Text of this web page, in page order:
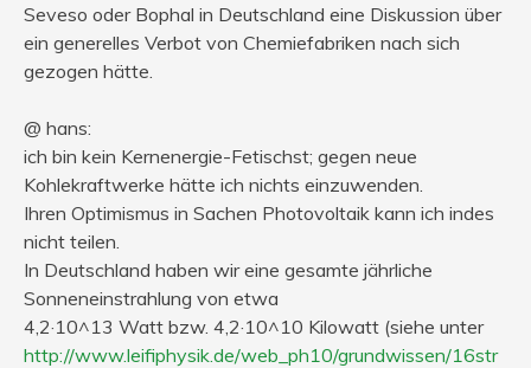
Seveso oder Bophal in Deutschland eine Diskussion über
ein generelles Verbot von Chemiefabriken nach sich
gezogen hätte.
@ hans:
ich bin kein Kernenergie-Fetischst; gegen neue
Kohlekraftwerke hätte ich nichts einzuwenden.
Ihren Optimismus in Sachen Photovoltaik kann ich indes
nicht teilen.
In Deutschland haben wir eine gesamte jährliche
Sonneneinstrahlung von etwa
4,2·10^13 Watt bzw. 4,2·10^10 Kilowatt (siehe unter
http://www.leifiphysik.de/web_ph10/grundwissen/16str